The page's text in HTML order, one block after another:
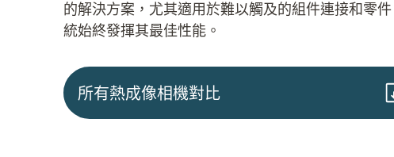
的解決方案，尤其適用於難以觸及的組件連接和零
統始終發揮其最佳性能。
所有熱成像相機對比